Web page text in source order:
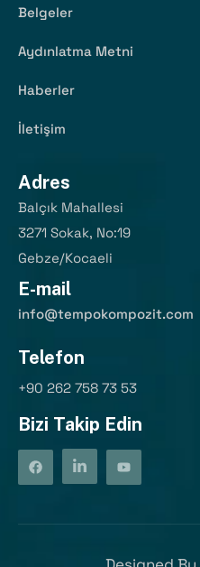
Belgeler
Aydınlatma Metni
Haberler
İletişim
Adres
Balçık Mahallesi
3271 Sokak, No:19
Gebze/Kocaeli
E-mail
info@tempokompozit.com
Telefon
+90 262 758 73 53
Bizi Takip Edin